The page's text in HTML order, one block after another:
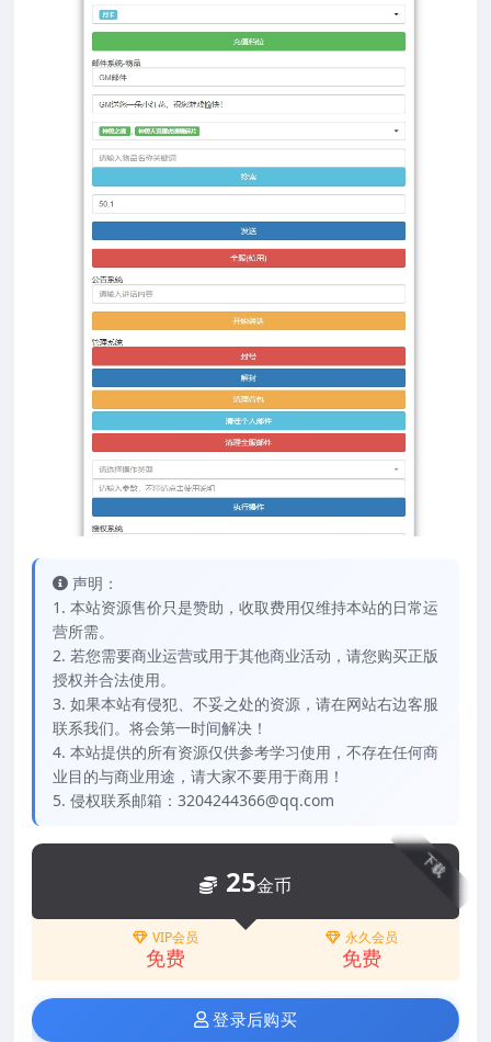
声明：
1. 本站资源售价只是赞助，收取费用仅维持本站的日常运
营所需。
2. 若您需要商业运营或用于其他商业活动，请您购买正版
授权并合法使用。
3. 如果本站有侵犯、不妥之处的资源，请在网站右边客服
联系我们。将会第一时间解决！
4. 本站提供的所有资源仅供参考学习使用，不存在任何商
业目的与商业用途，请大家不要用于商用！
5. 侵权联系邮箱：3204244366@qq.com
下载
25金币
VIP会员
免费
永久会员
免费
登录后购买